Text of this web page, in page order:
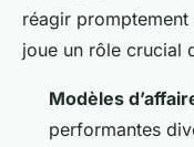
réagir
joue un rôle crucial
Modèles
performantes